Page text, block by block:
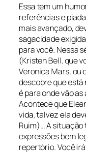
Essa tem um
referências e
mais avançado,
sagacidade
para você. Nessa
(Kristen Bell, que
Veronica Mars, ou
descobre que está
é para onde vão
Acontece que
vida, talvez ela
Ruim)… A
expressões bem
repertório. Você